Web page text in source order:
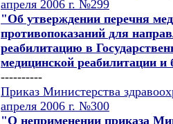
апреля 2006 г. №299
"Об утверждении перечня
противопоказаний для
реабилитацию в
медицинской реабилитации и
----------
Приказ Министерства
апреля 2006 г. №300
"О неприменении приказа